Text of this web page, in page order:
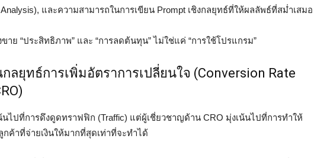
และความสามารถในการเขียน Prompt เชิงกลยุทธ์ที่ให้ผลลัพธ์ที่สม่ำเสมอ
าย “ประสิทธิภาพ” และ “การลดต้นทุน” ไม่ใช่แค่ “การใช้โปรแกรม”
ลยุทธ์การเพิ่มอัตราการเปลี่ยนใจ (Conversion Rate
ไปที่การดึงดูดทราฟฟิก (Traffic) แต่ผู้เชี่ยวชาญด้าน CRO มุ่งเน้นไปที่การทำให้
ค้าที่จ่ายเงินให้มากที่สุดเท่าที่จะทำได้